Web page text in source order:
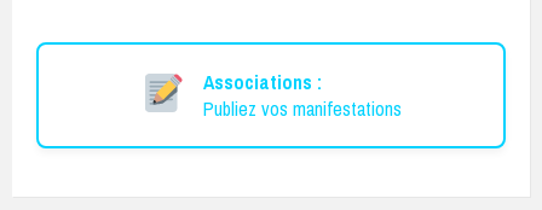
Associations :
Publiez vos manifestations